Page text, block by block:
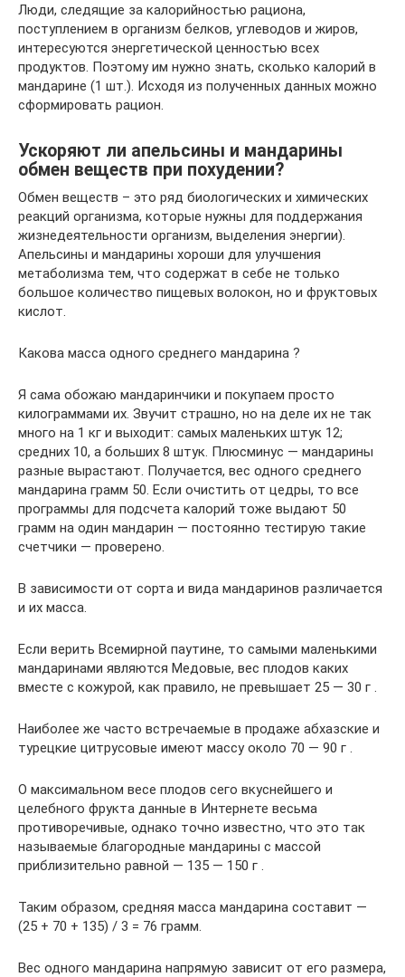
Люди, следящие за калорийностью рациона,
поступлением в организм белков, углеводов и жиров,
интересуются энергетической ценностью всех
продуктов. Поэтому им нужно знать, сколько калорий в
мандарине (1 шт.). Исходя из полученных данных можно
сформировать рацион.
Ускоряют ли апельсины и мандарины
обмен веществ при похудении?
Обмен веществ – это ряд биологических и химических
реакций организма, которые нужны для поддержания
жизнедеятельности организм, выделения энергии).
Апельсины и мандарины хороши для улучшения
метаболизма тем, что содержат в себе не только
большое количество пищевых волокон, но и фруктовых
кислот.
Какова масса одного среднего мандарина ?
Я сама обожаю мандаринчики и покупаем просто
килограммами их. Звучит страшно, но на деле их не так
много на 1 кг и выходит: самых маленьких штук 12;
средних 10, а больших 8 штук. Плюсминус — мандарины
разные вырастают. Получается, вес одного среднего
мандарина грамм 50. Если очистить от цедры, то все
программы для подсчета калорий тоже выдают 50
грамм на один мандарин — постоянно тестирую такие
счетчики — проверено.
В зависимости от сорта и вида мандаринов различается
и их масса.
Если верить Всемирной паутине, то самыми маленькими
мандаринами являются Медовые, вес плодов каких
вместе с кожурой, как правило, не превышает 25 — 30 г .
Наиболее же часто встречаемые в продаже абхазские и
турецкие цитрусовые имеют массу около 70 — 90 г .
О максимальном весе плодов сего вкуснейшего и
целебного фрукта данные в Интернете весьма
противоречивые, однако точно известно, что это так
называемые благородные мандарины с массой
приблизительно равной — 135 — 150 г .
Таким образом, средняя масса мандарина составит —
(25 + 70 + 135) / 3 = 76 грамм.
Вес одного мандарина напрямую зависит от его размера,